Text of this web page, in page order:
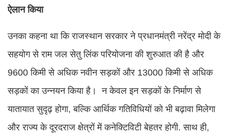
ऐलान किया
उनका कहना था कि राजस्थान सरकार ने प्रधानमंत्री नरेंद्र मोदी के
सहयोग से राम जल सेतु लिंक परियोजना की शुरुआत की है और
9600 किमी से अधिक नवीन सड़कों और 13000 किमी से अधिक
सड़कों का उन्नयन किया है। न केवल इन सड़कों के निर्माण से
यातायात सुदृढ़ होगा, बल्कि आर्थिक गतिविधियों को भी बढ़ावा मिलेगा
और राज्य के दूरदराज क्षेत्रों में कनेक्टिविटी बेहतर होगी. साथ ही,